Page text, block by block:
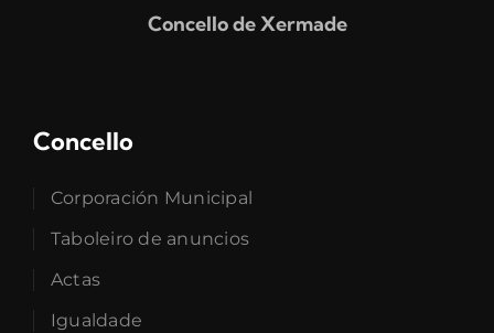
Concello de Xermade
Concello
Corporación Municipal
Taboleiro de anuncios
Actas
Igualdade